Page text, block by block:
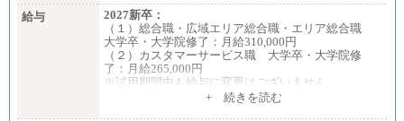
給与
2027新卒：
（１）総合職・広域エリア総合職・エリア総合職
大学卒・大学院修了：月給310,000円
（２）カスタマーサービス職 大学卒・大学院修
了：月給265,000円
※試用期間中も給与に変更はございません
+ 続きを読む